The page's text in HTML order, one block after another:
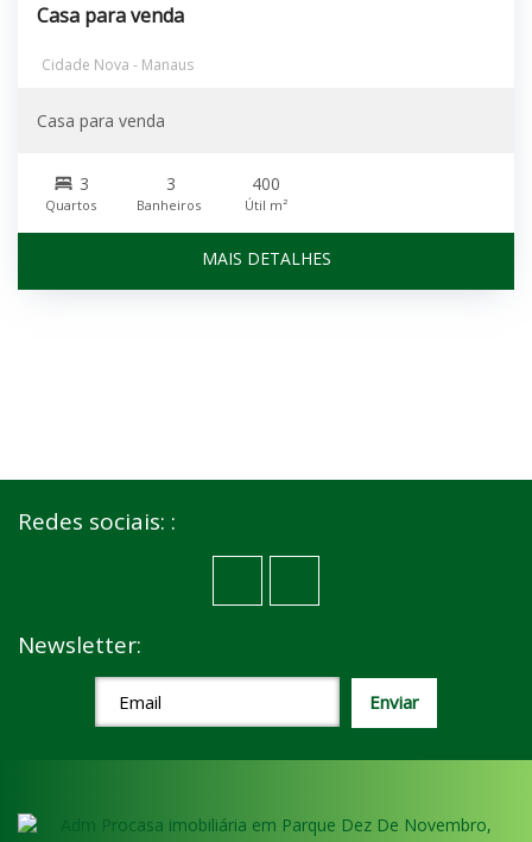
Casa para venda
Cidade Nova - Manaus
Casa para venda
3
Quartos
3
Banheiros
400
Útil m²
MAIS DETALHES
Redes sociais: :
Newsletter: